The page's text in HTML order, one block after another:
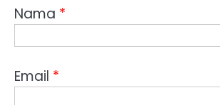
Nama *
Email *